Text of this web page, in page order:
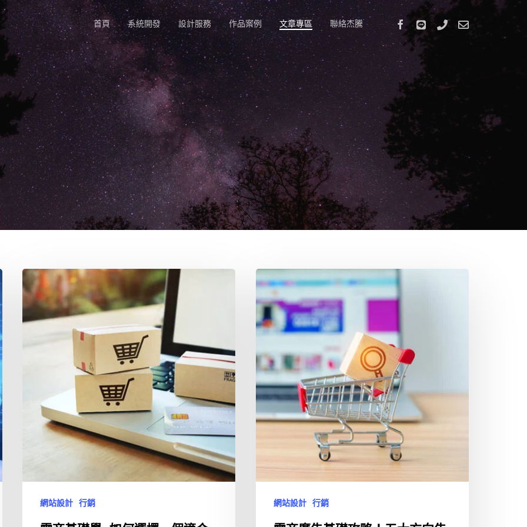
首頁 系統開發 設計服務 作品案例 文章專區 聯絡杰騰 FacebookStackexchange
Phone Email
網站設計 行銷 網站設計 行銷